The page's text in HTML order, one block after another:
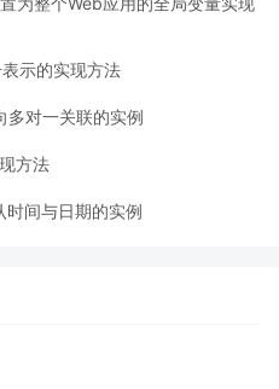
示的实现方法
对一关联的实例
方法
间与日期的实例